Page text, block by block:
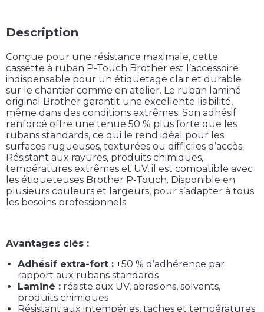
Description
Conçue pour une résistance maximale, cette
cassette à ruban P-Touch Brother est l’accessoire
indispensable pour un étiquetage clair et durable
sur le chantier comme en atelier. Le ruban laminé
original Brother garantit une excellente lisibilité,
même dans des conditions extrêmes. Son adhésif
renforcé offre une tenue 50 % plus forte que les
rubans standards, ce qui le rend idéal pour les
surfaces rugueuses, texturées ou difficiles d’accès.
Résistant aux rayures, produits chimiques,
températures extrêmes et UV, il est compatible avec
les étiqueteuses Brother P-Touch. Disponible en
plusieurs couleurs et largeurs, pour s’adapter à tous
les besoins professionnels.
Avantages clés :
Adhésif extra-fort : +50 % d’adhérence par
rapport aux rubans standards
Laminé : résiste aux UV, abrasions, solvants,
produits chimiques
Résistant aux intempéries, taches et températures